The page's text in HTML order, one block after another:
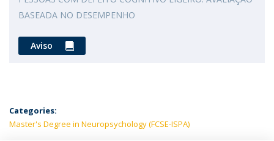
BASEADA NO DESEMPENHO
Aviso
Categories:
Master's Degree in Neuropsychology (FCSE-ISPA)